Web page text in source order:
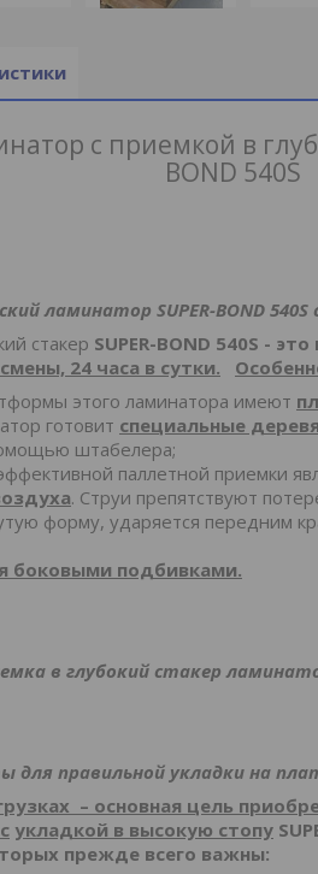
с приемкой в
BOND 540S
ламинатор SUPER-BOND 540S
стакер SUPER-BOND 540S - это
24 часа в сутки.
этого ламинатора имеют
готовит специальные
штабелера;
паллетной приемки
. Струи препятствуют
форму, ударяется передним
боковыми подбивками.
в глубокий стакер
для правильной укладки на
– основная цель
c укладкой в высокую стопу
прежде всего важны: